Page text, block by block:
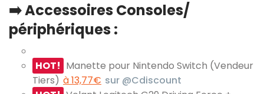
➡️ Accessoires Consoles/
périphériques :
HOT! Manette pour Nintendo Switch (Vendeur
Tiers) à 13,77€ sur @Cdiscount